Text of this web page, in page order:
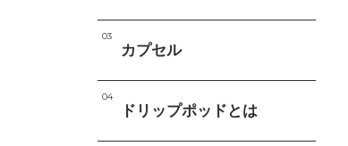
カプセル
ドリップポッドとは